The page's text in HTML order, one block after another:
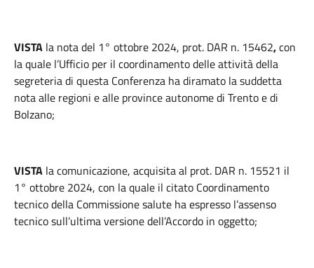
VISTA la nota del 1° ottobre 2024, prot. DAR n. 15462,con
la quale l’Ufficio per il coordinamento delle attività della
segreteria di questa Conferenza ha diramato la suddetta
nota alle regioni e alle province autonome di Trento e di
Bolzano;
VISTA la comunicazione, acquisita al prot. DAR n. 15521 il
1° ottobre 2024, con la quale il citato Coordinamento
tecnico della Commissione salute ha espresso l’assenso
tecnico sull’ultima versione dell’Accordo in oggetto;